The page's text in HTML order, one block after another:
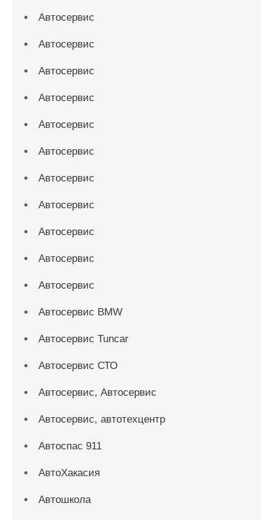
Автосервис
Автосервис
Автосервис
Автосервис
Автосервис
Автосервис
Автосервис
Автосервис
Автосервис
Автосервис
Автосервис
Автосервис BMW
Автосервис Tuncar
Автосервис СТО
Автосервис, Автосервис
Автосервис, автотехцентр
Автоспас 911
АвтоХакасия
Автошкола